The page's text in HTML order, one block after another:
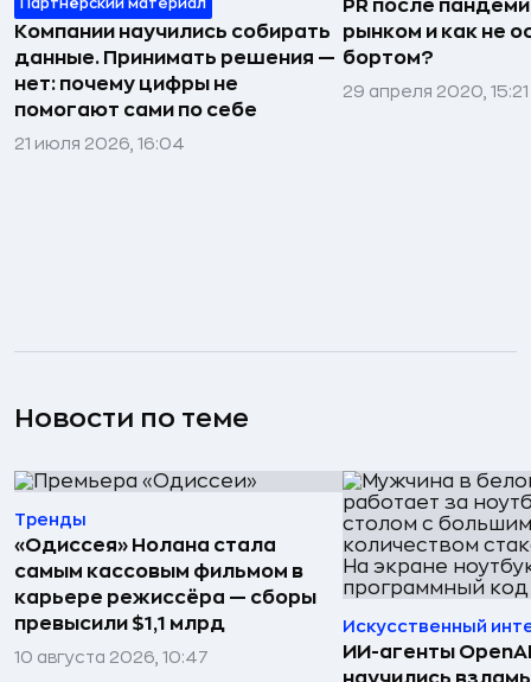
Партнёрский материал
Компании научились собирать
данные. Принимать решения —
нет: почему цифры не
помогают сами по себе
21 июля 2026, 16:04
PR после
рынком и как не
бортом?
29 апреля 2020, 15:21
Новости по теме
Тренды
«Одиссея» Нолана стала
самым кассовым фильмом в
карьере режиссёра — сборы
превысили $1,1 млрд
10 августа 2026, 10:47
Искусственный
ИИ-агенты
научились